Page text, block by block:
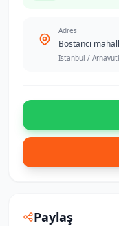
Adres
Bostancı
İstanbul /
Paylaş